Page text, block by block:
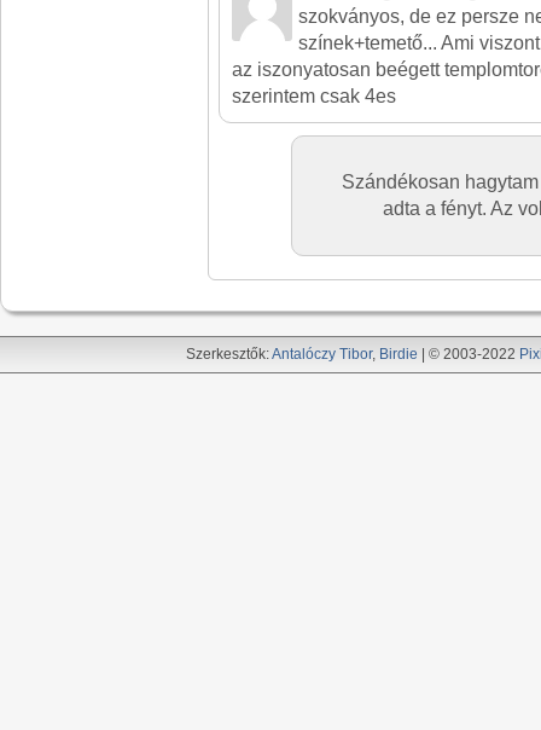
szokványos, de ez persze
színek+temető... Ami
az iszonyatosan beégett
szerintem csak 4es
Szándékosan
adta a fényt. Az
Szerkesztők:Antalóczy Tibor, Birdie | © 2003-2022